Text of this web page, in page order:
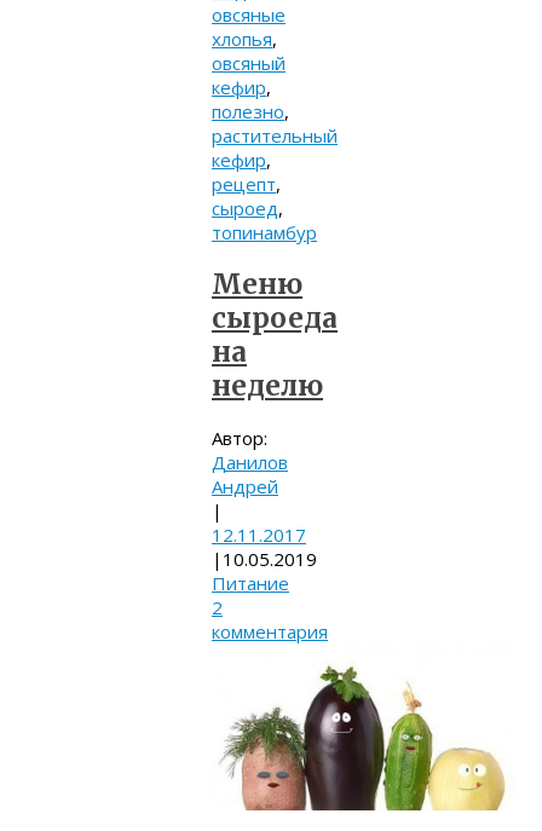
овсяные
хлопья,
овсяный
кефир,
полезно,
растительный
кефир,
рецепт,
сыроед,
топинамбур
Меню
сыроеда
на
неделю
Автор:
Данилов
Андрей
|
12.11.2017
| 10.05.2019
Питание
2
комментария